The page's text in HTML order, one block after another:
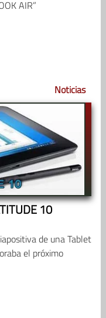
AIR”
Noticias
10
de una Tablet
el próximo